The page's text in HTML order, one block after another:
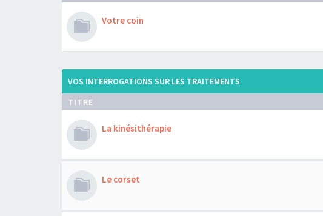
Votre coin
VOS INTERROGATIONS SUR LES TRAITEMENTS
TITRE
La kinésithérapie
Le corset